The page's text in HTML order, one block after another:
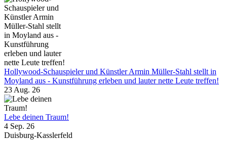
Hollywood-Schauspieler und Künstler Armin Müller-Stahl stellt in
Moyland aus - Kunstführung erleben und lauter nette Leute treffen!
23 Aug. 26
Lebe deinen Traum!
4 Sep. 26
Duisburg-Kasslerfeld